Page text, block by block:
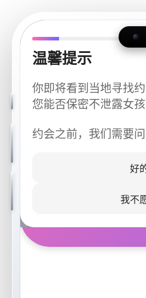
温馨提示
你即将看到当地寻找约
您能否保密不泄露女孩
约会之前，我们需要
好
我不